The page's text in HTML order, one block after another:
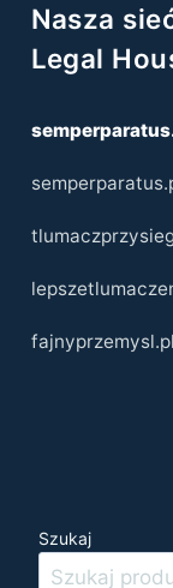
Nasza
Legal
fajnyprzemysl.pl
Szukaj